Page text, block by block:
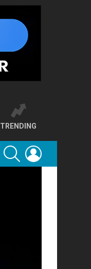
TRENDING
FOLLOW
US
SEARCH